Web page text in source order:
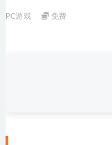
PC游戏 免费